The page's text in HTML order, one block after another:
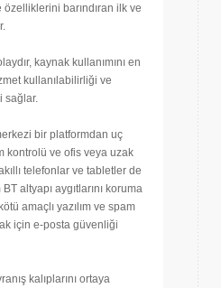
barındıran ilk ve
kaynak kullanımını en
kullanılabilirliği ve
sağlar.
bir platformdan uç
kontrolü ve ofis veya uzak
telefonlar ve tabletler de
altyapı aygıtlarını koruma
amaçlı yazılım ve spam
için e-posta güvenliği
kalıplarını ortaya